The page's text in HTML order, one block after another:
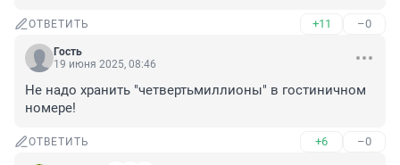
ОТВЕТИТЬ +11 –0
Гость
19 июня 2025, 08:46
Не надо хранить "четвертьмиллионы" в гостиничном
номере!
ОТВЕТИТЬ +6 –0